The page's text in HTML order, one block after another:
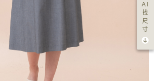
AI
找
尺
寸